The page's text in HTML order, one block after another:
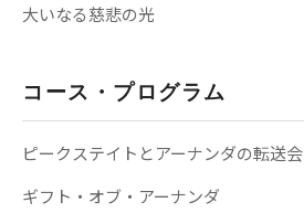
大いなる慈悲の光
コース・プログラム
ピークステイトとアーナンダの転送会
ギフト・オブ・アーナンダ